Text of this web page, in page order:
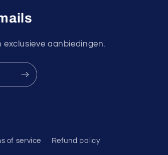
aanbiedingen.
of service Refund policy